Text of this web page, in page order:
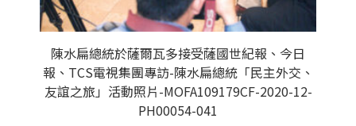
陳水扁總統於薩爾瓦多接受薩國世紀報、今日
報、TCS電視集團專訪-陳水扁總統「民主外交、
友誼之旅」活動照片-MOFA109179CF-2020-12-
PH00054-041